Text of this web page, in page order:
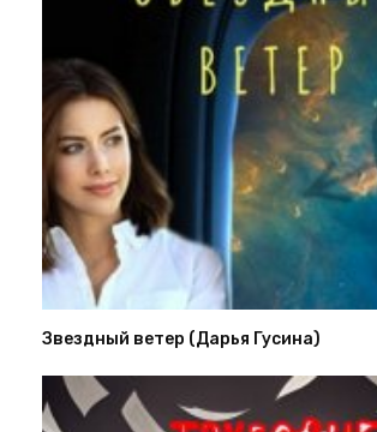
Звездный ветер (Дарья Гусина)